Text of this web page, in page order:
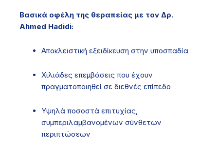
Βασικά οφέλη της θεραπείας με τον Δρ.
Ahmed Hadidi:
Αποκλειστική εξειδίκευση στην υποσπαδία
Χιλιάδες επεμβάσεις που έχουν
πραγματοποιηθεί σε διεθνές επίπεδο
Υψηλά ποσοστά επιτυχίας,
συμπεριλαμβανομένων σύνθετων
περιπτώσεων